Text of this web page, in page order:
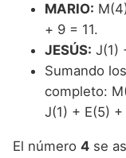
MARIO:
+ 9 = 11.
JESÚS: J(1)
Sumando
completo:
J(1) + E(5)
El número 4 se